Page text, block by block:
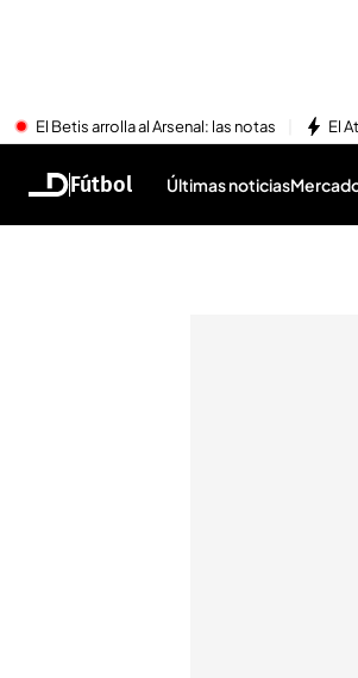
El Betis arrolla al Arsenal: las notas El
Fútbol Últimas noticias